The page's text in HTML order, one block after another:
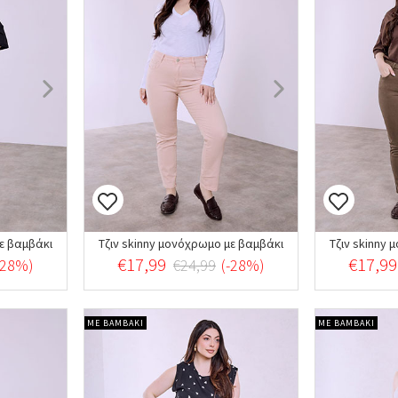
βαμβάκι Τζιν skinny μονόχρωμο με βαμβάκι
€17,99 €24,99 (-28%)
Τζιν skinny
€17,99
ΜΕ ΒΑΜΒΑΚΙ ΜΕ ΒΑΜΒΑΚΙ